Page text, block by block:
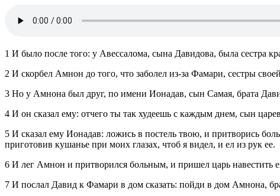
1 И было после того: у Авессалома, сына Давидова, была сестра
2 И скорбел Амнон до того, что заболел из‑за Фамари, сестры
3 Но у Амнона был друг, по имени Ионадав, сын Самая, брата
4 И он сказал ему: отчего ты так худеешь с каждым днем, сын
5 И сказал ему Ионадав: ложись в постель твою, и притворись
приготовив кушанье при моих глазах, чтоб я видел, и ел из рук ее.
6 И лег Амнон и притворился больным, и пришел царь навестить
7 И послал Давид к Фамари в дом сказать: пойди в дом Амнона,